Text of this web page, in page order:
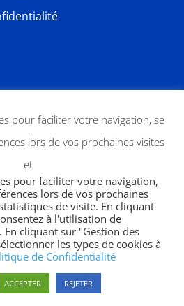
M'ABONNE
by
pour faciliter votre navigation, se
lors de vos prochaines visites
et
pour faciliter votre navigation,
lors de vos prochaines
de visite. En cliquant
à l'utilisation de
En cliquant sur "Gestion des
les types de cookies à
de Confidentialité
ACCEPTER REJETER